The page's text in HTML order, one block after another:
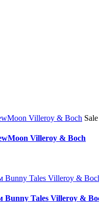
Sale
Villeroy & Boch
Bunny Tales Villeroy &